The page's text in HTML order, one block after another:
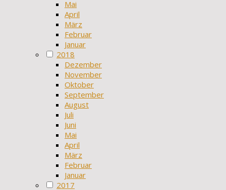
Mai
April
März
Februar
Januar
2018
Dezember
November
Oktober
September
August
Juli
Juni
Mai
April
März
Februar
Januar
2017